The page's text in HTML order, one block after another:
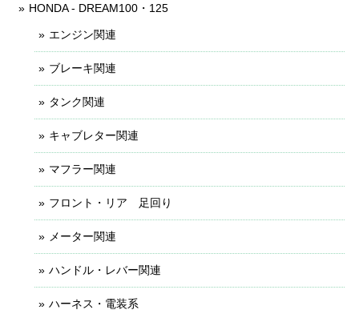
HONDA - DREAM100・125
エンジン関連
ブレーキ関連
タンク関連
キャブレター関連
マフラー関連
フロント・リア 足回り
メーター関連
ハンドル・レバー関連
ハーネス・電装系